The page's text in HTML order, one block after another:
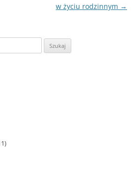
w życiu rodzinnym →